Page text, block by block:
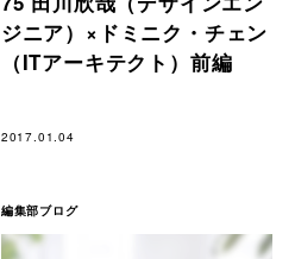
編集部ブログ
ジニア）×ドミニク・チェン
（ITアーキテクト）前編
2017.01.04